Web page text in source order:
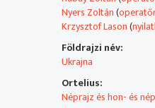
ajánlóban
körben adhat
Nyers Zoltán(
Krzysztof Lason(
Földrajzi név:
Ukrajna
Ortelius:
Néprajz és hon- és